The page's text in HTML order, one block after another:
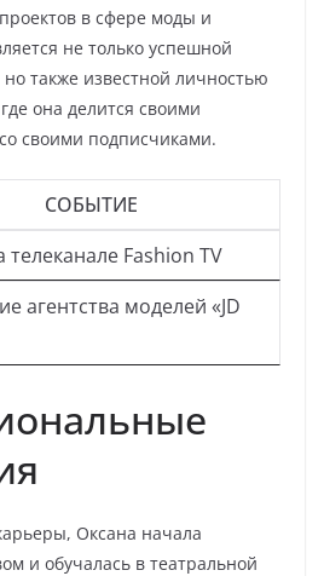
в сфере моды и
не только успешной
также известной личностью
она делится своими
своими подписчиками.
СОБЫТИЕ
Fashion TV
агентства моделей «JD
Оксана начала
и обучалась в театральной